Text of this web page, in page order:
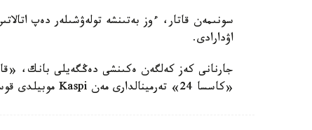
اۋدارادى.
جارنانى كەز كەلگەن ەكىنشى دەڭگەيلى بانك،
«كاسسا 24» تەرمينالدارى مەن Kaspi موبيلدى قوسىمشاسى ارقىلى تولەۋگە بولادى.